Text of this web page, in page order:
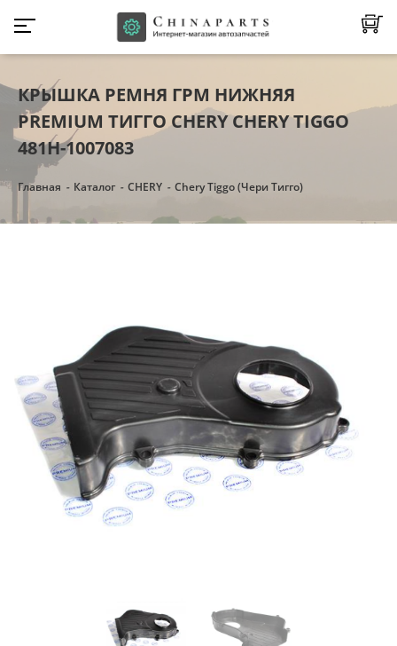
КРЫШКА РЕМНЯ ГРМ НИЖНЯЯ
PREMIUM ТИГГО CHERY CHERY TIGGO
481H-1007083
Главная Каталог CHERY Chery Tiggo (Чери Тигго)